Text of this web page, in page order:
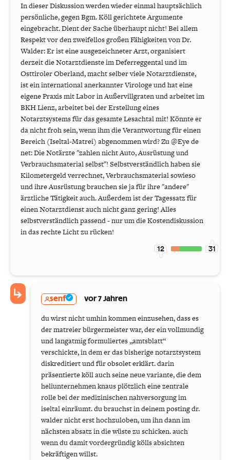
In dieser Diskussion werden wieder einmal hauptsächlich
persönliche, gegen Bgm. Köll gerichtete Argumente
eingebracht. Dient der Sache überhaupt nicht! Bei allem
Respekt vor den zweifellos großen Fähigkeiten von Dr.
Walder: Er ist eine ausgezeichneter Arzt, organisiert
derzeit die Notarztdienste im Deferreggental und im
Osttiroler Oberland, macht selber viele Notarztdienste,
ist ein international anerkannter Virologe und hat eine
eigene Praxis mit Labor in Außervillgraten und arbeitet im
BKH Lienz, arbeitet bei der Erstellung eines
Notarztsystems für das gesamte Lesachtal mit! Könnte er
da nicht froh sein, wenn ihm die Verantwortung für einen
Bereich (Iseltal-Matrei) abgenommen wird? Zu @Eye de
net: Die Notärzte "zahlen nicht Auto, Ausrüstung und
Verbrauchsmaterial selbst"! Selbstverständlich haben sie
Kilometergeld verrechnet, Verbrauchsmaterial sowieso
und ihre Ausrüstung brauchen sie ja für ihre "andere"
ärztliche Tätigkeit auch. Außerdem ist der Tagessatz für
einen Notarztdienst auch nicht ganz gering! Alles
selbstverständlich passend - nur um die Kostendiskussion
in das rechte Licht zu rücken!
12 31
senf vor 7 Jahren
du wirst nicht umhin kommen einzusehen, dass es
der matreier bürgermeister war, der ein vollmundig
und langatmig formuliertes „amtsblatt“
verschickte, in dem er das bisherige notarztsystem
diskreditiert und für obsolet erklärt. darin
präsentierte köll auch seine neue variante, die dem
heliunternehmen knaus plötzlich eine zentrale
rolle bei der medizinischen nahversorgung im
iseltal einräumt. du brauchst in deinem posting dr.
walder nicht erst hochzuloben, um ihn dann im
nächsten absatz in die wüste zu schicken. auch
wenn du damit vordergründig kölls absichten
bekräftigen willst.